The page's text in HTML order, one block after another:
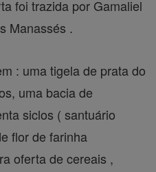
foi trazida por Gamaliel
Manassés .
: uma tigela de prata do
uma bacia de
siclos ( santuário
flor de farinha
oferta de cereais ,